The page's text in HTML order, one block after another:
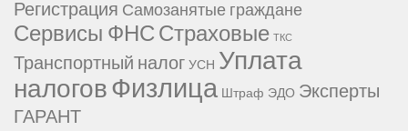
Регистрация Самозанятые граждане
Сервисы ФНССтраховые ТКС
Транспортный налогУСН Уплата
налоговФизлица Штраф ЭДО Эксперты
ГАРАНТ